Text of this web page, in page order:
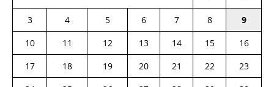
3
4 5 6 7 8
9
10
11 12 13 14 15
16
17
18 19 20 21 22
23